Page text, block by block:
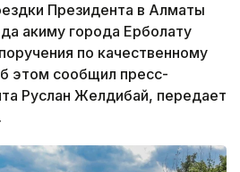
Президента в Алматы
акиму города Ерболату
по качественному
этом сообщил пресс-
Руслан Желдибай, передает